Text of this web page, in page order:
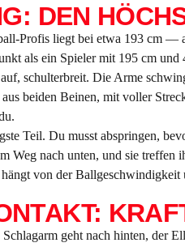
DEN
Profis liegt bei etwa 193 cm —
als ein Spieler mit 195 cm
schulterbreit. Die Arme
beiden Beinen, mit voller
Teil. Du musst abspringen,
nach unten, und sie
von der
geht nach hinten, der